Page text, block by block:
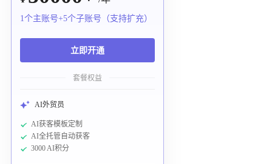
1个主账号+5个子账号（支持扩充）
立即开通
套餐权益
AI外贸员
AI获客模板定制
AI全托管自动获客
3000 AI积分